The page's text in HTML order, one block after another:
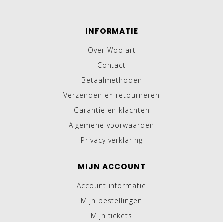
INFORMATIE
Over Woolart
Contact
Betaalmethoden
Verzenden en retourneren
Garantie en klachten
Algemene voorwaarden
Privacy verklaring
MIJN ACCOUNT
Account informatie
Mijn bestellingen
Mijn tickets